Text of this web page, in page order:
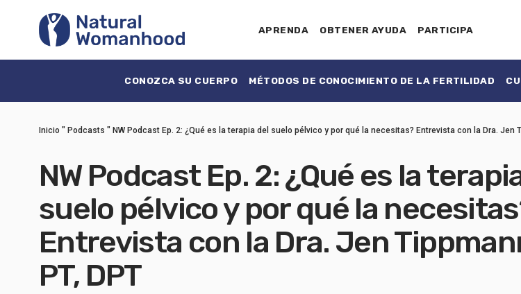
APRENDA OBTENER AYUDA PARTICIPA
CONOZCA SU CUERPO MÉTODOS DE CONOCIMIENTO DE LA FERTILIDAD
Inicio " Podcasts " NW Podcast Ep. 2: ¿Qué es la terapia del suelo pélvico y por qué la necesitas? Entrevista con la Dra. Jen
NW Podcast Ep. 2: ¿Qué es la
suelo pélvico y por qué la
Entrevista con la Dra. Jen
PT, DPT